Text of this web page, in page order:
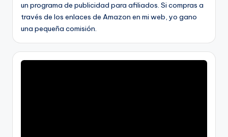
un programa de publicidad para afiliados. Si compras a
través de los enlaces de Amazon en mi web, yo gano
una pequeña comisión.